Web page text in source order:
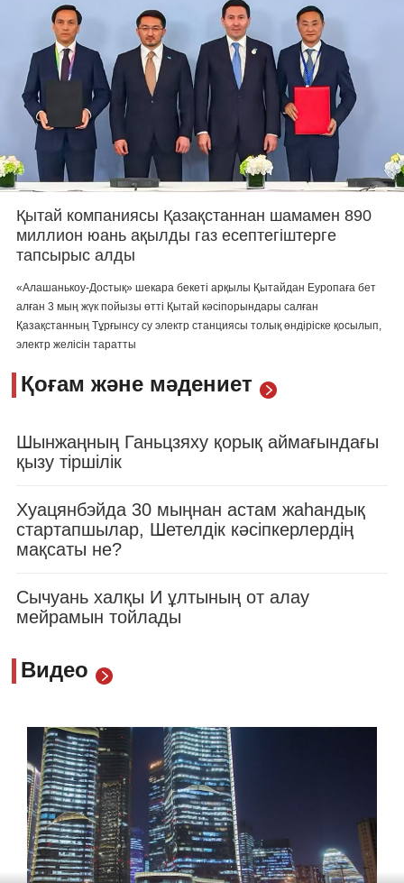
Қытай компаниясы Қазақстаннан шамамен 890
миллион юань ақылды газ есептегіштерге
тапсырыс алды
«Алашанькоу-Достық» шекара бекеті арқылы Қытайдан Еуропаға бет
алған 3 мың жүк пойызы өтті Қытай кәсіпорындары салған
Қазақстанның Тұрғынсу су электр станциясы толық өндіріске қосылып,
электр желісін таратты
Қоғам және мәдениет
Шынжаңның Ганьцзяху қорық аймағындағы
қызу тіршілік
Хуацянбэйда 30 мыңнан астам жаһандық
стартапшылар, Шетелдік кәсіпкерлердің
мақсаты не?
Сычуань халқы И ұлтының от алау
мейрамын тойлады
Видео